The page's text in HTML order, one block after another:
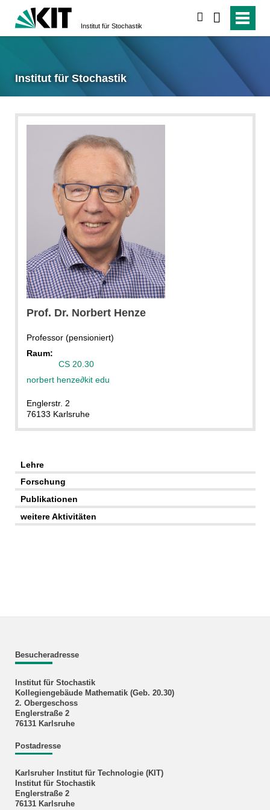
Institut für Stochastik
Institut für Stochastik
Prof. Dr. Norbert Henze
Professor (pensioniert)
Raum:
CS 20.30
norbert henze∂kit edu
Englerstr. 2
76133 Karlsruhe
Lehre
Forschung
Publikationen
weitere Aktivitäten
Besucheradresse
Institut für Stochastik
Kollegiengebäude Mathematik (Geb. 20.30)
2. Obergeschoss
Englerstraße 2
76131 Karlsruhe
Postadresse
Karlsruher Institut für Technologie (KIT)
Institut für Stochastik
Englerstraße 2
76131 Karlsruhe